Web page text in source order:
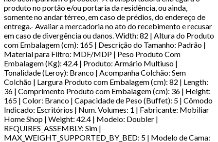
produto no portão e/ou portaria da residência, ou ainda,
somente no andar térreo, em caso de prédios, do endereço de
entrega.- Avaliar a mercadoria no ato do recebimento e recusar
em caso de divergência ou danos. Width: 82 | Altura do Produto
com Embalagem (cm): 165 | Descrição do Tamanho: Padrão |
Material para Filtro: MDF/MDP | Peso Produto Com
Embalagem (Kg): 42.4 | Produto: Armário Multiuso |
Tonalidade (Leroy): Branco | Acompanha Colchão: Sem
Colchão | Largura Produto com Embalagem (cm): 82 | Length:
36 | Comprimento Produto com Embalagem (cm): 36 | Height:
165 | Color: Branco | Capacidade de Peso (Buffet): 5 | Cômodo
Indicado: Escritórios | Num. Volumes: 1 | Fabricante: Mobiliar
Home Shop | Weight: 42.4 | Modelo: Doubler |
REQUIRES_ASSEMBLY: Sim |
MAX_WEIGHT_SUPPORTED_BY_BED: 5 | Modelo de Cama: